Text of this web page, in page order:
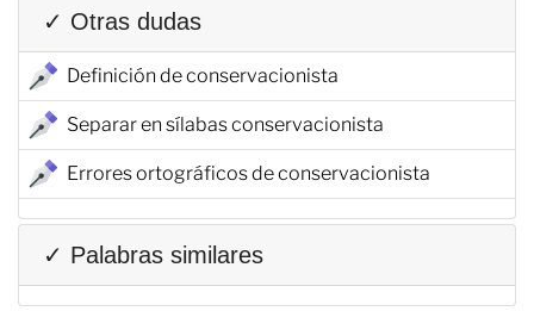
✓ Otras dudas
Definición de conservacionista
Separar en sílabas conservacionista
Errores ortográficos de conservacionista
✓ Palabras similares